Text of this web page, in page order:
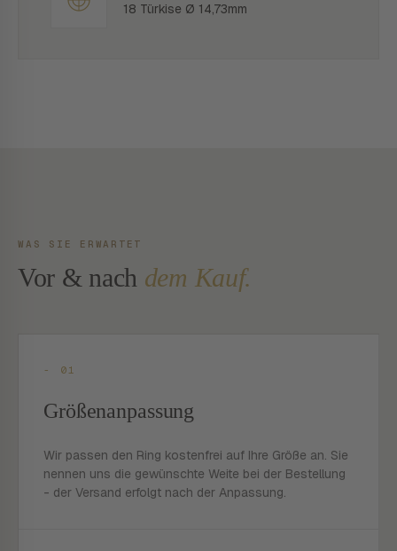
18 Türkise Ø 14,73mm
WAS SIE ERWARTET
Vor & nach dem Kauf.
- 01
Größenanpassung
Wir passen den Ring kostenfrei auf Ihre Größe an. Sie
nennen uns die gewünschte Weite bei der Bestellung
- der Versand erfolgt nach der Anpassung.